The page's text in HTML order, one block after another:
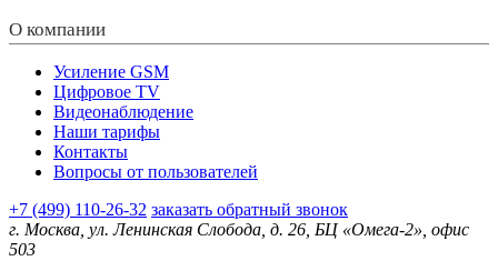
О компании
Усиление GSM
Цифровое TV
Видеонаблюдение
Наши тарифы
Контакты
Вопросы от пользователей
+7 (499) 110-26-32 заказать обратный звонок
г. Москва, ул. Ленинская Слобода, д. 26, БЦ «Омега-2», офис
503